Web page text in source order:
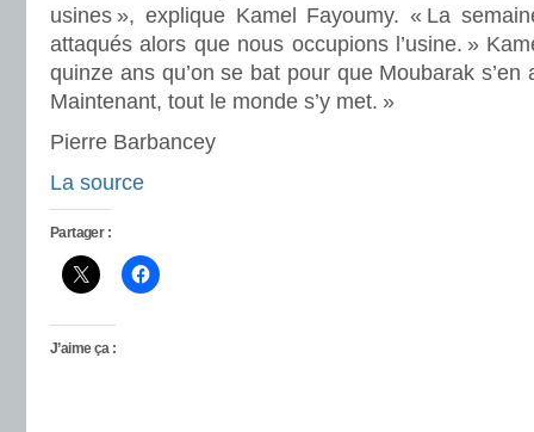
usines », explique Kamel Fayoumy. « La
attaqués alors que nous occupions l’usine. »
quinze ans qu’on se bat pour que Moubarak
Maintenant, tout le monde s’y met. »
Pierre Barbancey
La source
Partager :
J’aime ça :